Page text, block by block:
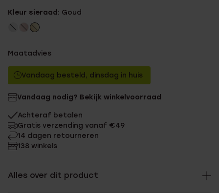
Kleur sieraad: Goud
Maatadvies
Vandaag besteld, dinsdag in huis
Vandaag nodig? Bekijk winkelvoorraad
Achteraf betalen
Gratis verzending vanaf €49
14 dagen retourneren
138 winkels
Alles over dit product